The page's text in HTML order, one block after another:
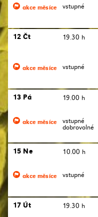
akce měsíce vstupné
12 Čt 19.30 h
akce měsíce vstupné
13 Pá 19.00 h
akce měsíce
vstupné
dobrovolné
15 Ne 10.00 h
akce měsíce vstupné
17 Út 19.30 h